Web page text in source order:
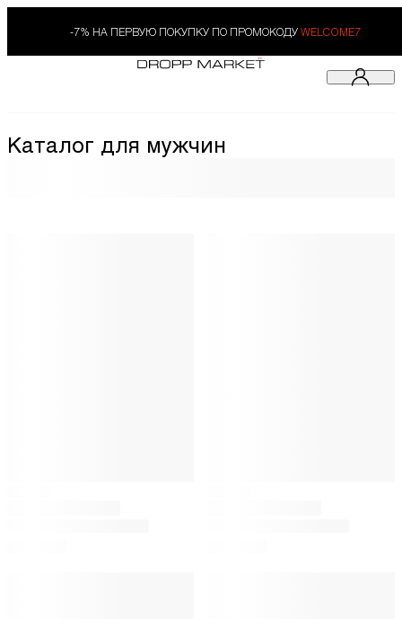
-7% НА ПЕРВУЮ ПОКУПКУ ПО ПРОМОКОДУ WELCOME7
Каталог для мужчин